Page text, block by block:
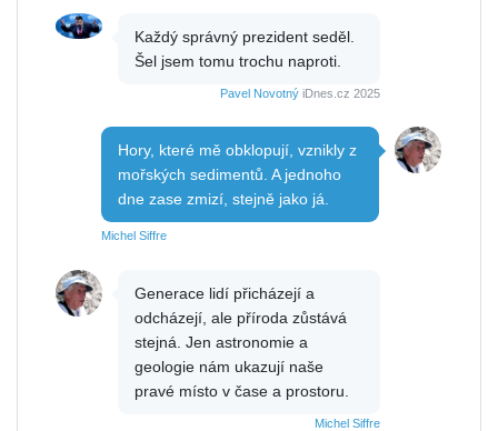
Každý správný prezident seděl.
Šel jsem tomu trochu naproti.
Pavel Novotný iDnes.cz 2025
Hory, které mě obklopují, vznikly z
mořských sedimentů. A jednoho
dne zase zmizí, stejně jako já.
Michel Siffre
Generace lidí přicházejí a
odcházejí, ale příroda zůstává
stejná. Jen astronomie a
geologie nám ukazují naše
pravé místo v čase a prostoru.
Michel Siffre